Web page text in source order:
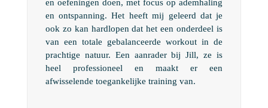
en oefeningen doen, met focus op ademhaling
en ontspanning. Het heeft mij geleerd dat je
ook zo kan hardlopen dat het eenonderdeel is
van een totale gebalanceerde workout in de
prachtige natuur. Een aanrader bij Jill, ze is
heel professioneel en maakt er een
afwisselende toegankelijke training van.